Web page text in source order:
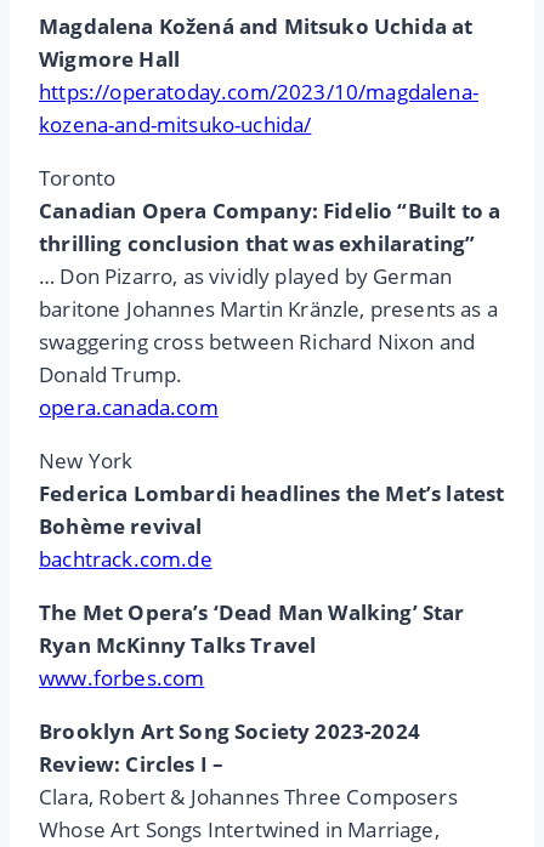
Magdalena Kožená and Mitsuko Uchida at
Wigmore Hall
https://operatoday.com/2023/10/magdalena-
kozena-and-mitsuko-uchida/
Toronto
Canadian Opera Company: Fidelio “Built to a
thrilling conclusion that was exhilarating”
… Don Pizarro, as vividly played by German
baritone Johannes Martin Kränzle, presents as a
swaggering cross between Richard Nixon and
Donald Trump.
opera.canada.com
New York
Federica Lombardi headlines the Met’s latest
Bohème revival
bachtrack.com.de
The Met Opera’s ‘Dead Man Walking’ Star
Ryan McKinny Talks Travel
www.forbes.com
Brooklyn Art Song Society 2023-2024
Review: Circles I –
Clara, Robert & Johannes Three Composers
Whose Art Songs Intertwined in Marriage,